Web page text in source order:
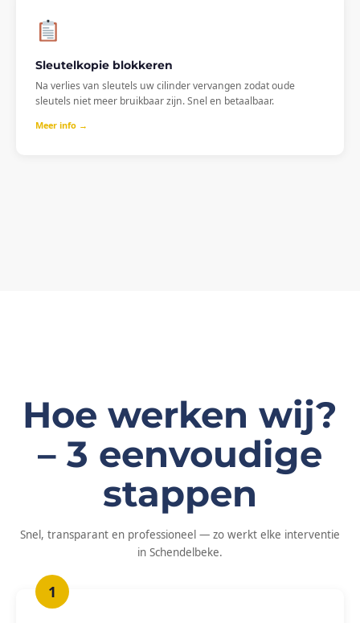
Sleutelkopie blokkeren
Na verlies van sleutels uw cilinder vervangen zodat oude
sleutels niet meer bruikbaar zijn. Snel en betaalbaar.
Meer info →
Hoe werken wij?
– 3 eenvoudige
stappen
Snel, transparant en professioneel — zo werkt elke interventie
in Schendelbeke.